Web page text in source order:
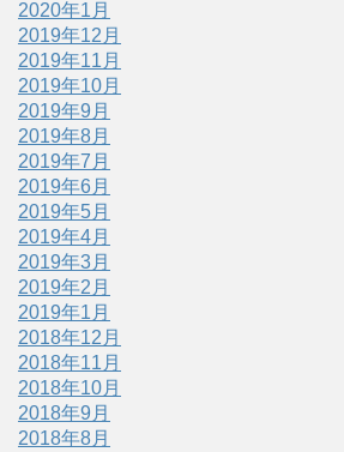
2020年1月
2019年12月
2019年11月
2019年10月
2019年9月
2019年8月
2019年7月
2019年6月
2019年5月
2019年4月
2019年3月
2019年2月
2019年1月
2018年12月
2018年11月
2018年10月
2018年9月
2018年8月